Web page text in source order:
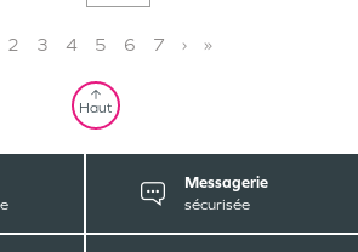
2 3 4 5 6 7 › »
Haut
Messagerie
sécurisée